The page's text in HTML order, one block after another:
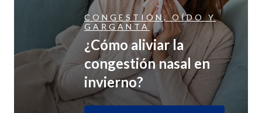
CONGESTIÓN, OÍDO Y
GARGANTA
¿Cómo aliviar la
congestión nasal en
invierno?